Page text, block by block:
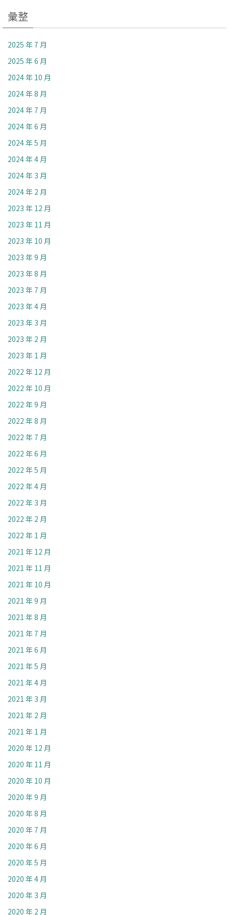
彙整
2025 年 7 月
2025 年 6 月
2024 年 10 月
2024 年 8 月
2024 年 7 月
2024 年 6 月
2024 年 5 月
2024 年 4 月
2024 年 3 月
2024 年 2 月
2023 年 12 月
2023 年 11 月
2023 年 10 月
2023 年 9 月
2023 年 8 月
2023 年 7 月
2023 年 4 月
2023 年 3 月
2023 年 2 月
2023 年 1 月
2022 年 12 月
2022 年 10 月
2022 年 9 月
2022 年 8 月
2022 年 7 月
2022 年 6 月
2022 年 5 月
2022 年 4 月
2022 年 3 月
2022 年 2 月
2022 年 1 月
2021 年 12 月
2021 年 11 月
2021 年 10 月
2021 年 9 月
2021 年 8 月
2021 年 7 月
2021 年 6 月
2021 年 5 月
2021 年 4 月
2021 年 3 月
2021 年 2 月
2021 年 1 月
2020 年 12 月
2020 年 11 月
2020 年 10 月
2020 年 9 月
2020 年 8 月
2020 年 7 月
2020 年 6 月
2020 年 5 月
2020 年 4 月
2020 年 3 月
2020 年 2 月